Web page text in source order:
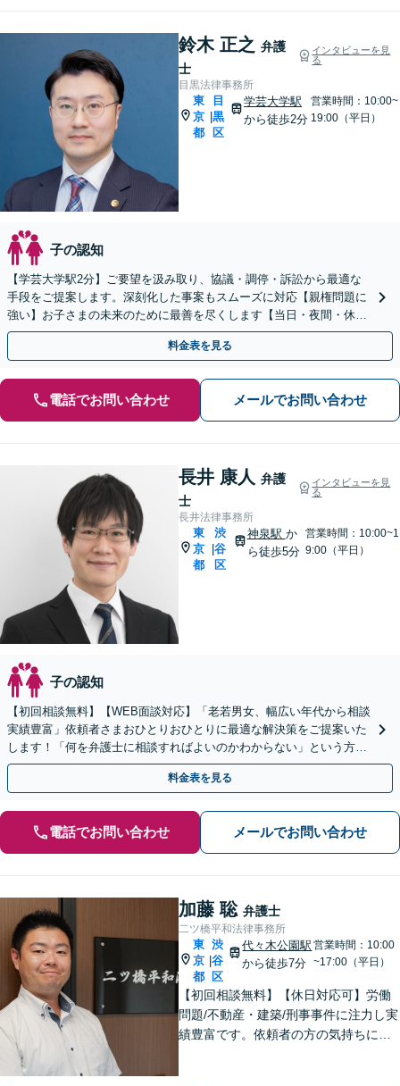
鈴木 正之 弁護
士
インタビューを見
る
目黒法律事務所
東
京
都
|
目
黒
区
学芸大学駅
から徒歩2分
営業時間：10:00~
19:00（平日）
子の認知
【学芸大学駅2分】ご要望を汲み取り、協議・調停・訴訟から最適な
手段をご提案します。深刻化した事案もスムーズに対応【親権問題に
強い】お子さまの未来のために最善を尽くします【当日・夜間・休日
対応】
料金表を見る
電話でお問い合わせ メールでお問い合わせ
長井 康人 弁護
士
インタビューを見
る
長井法律事務所
東
京
都
渋
谷
区
神泉駅 か
ら徒歩5分
営業時間：10:00~1
9:00（平日）
子の認知
【初回相談無料】【WEB面談対応】「老若男女、幅広い年代から相談
実績豊富」依頼者さまおひとりおひとりに最適な解決策をご提案いた
します！「何を弁護士に相談すればよいのかわからない」という方
も、まずはお気軽にご連絡ください【休日・夜間相談可】
料金表を見る
電話でお問い合わせ メールでお問い合わせ
加藤 聡 弁護士
二ツ橋平和法律事務所
東
京
都
|
渋
谷
区
代々木公園駅
から徒歩7分
営業時間：10:00
~17:00（平日）
【初回相談無料】【休日対応可】労働
問題/不動産・建築/刑事事件に注力し実
績豊富です。依頼者の方の気持ちに寄